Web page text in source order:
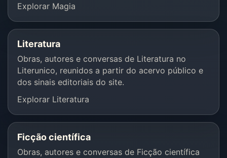
Explorar Magia
Literatura
Obras, autores e conversas de Literatura no
Literunico, reunidos a partir do acervo público e
dos sinais editoriais do site.
Explorar Literatura
Ficção científica
Obras, autores e conversas de Ficção científica